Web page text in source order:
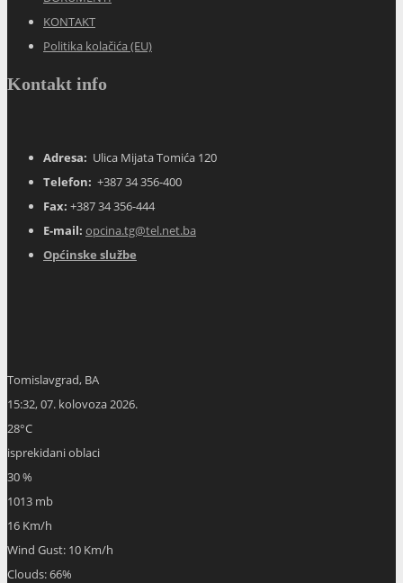
KONTAKT
Politika kolačića (EU)
Kontakt info
Adresa: Ulica Mijata Tomića 120
Telefon: +387 34 356-400
Fax: +387 34 356-444
E-mail: opcina.tg@tel.net.ba
Općinske službe
Tomislavgrad, BA
15:32,07. kolovoza 2026.
28°C
isprekidani oblaci
30 %
1013 mb
16 Km/h
Wind Gust: 10 Km/h
Clouds:66%